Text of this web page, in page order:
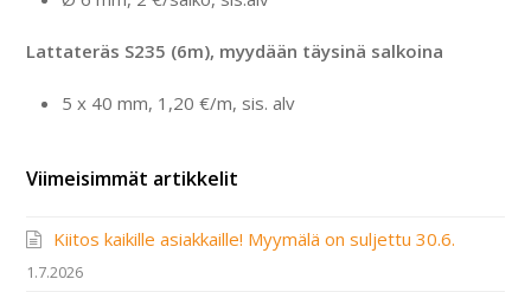
Lattateräs S235 (6m), myydään täysinä salkoina
5 x 40 mm, 1,20 €/m, sis. alv
Viimeisimmät artikkelit
Kiitos kaikille asiakkaille! Myymälä on suljettu 30.6.
1.7.2026